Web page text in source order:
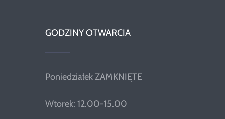
GODZINY OTWARCIA
Poniedziałek ZAMKNIĘTE
Wtorek: 12.00-15.00